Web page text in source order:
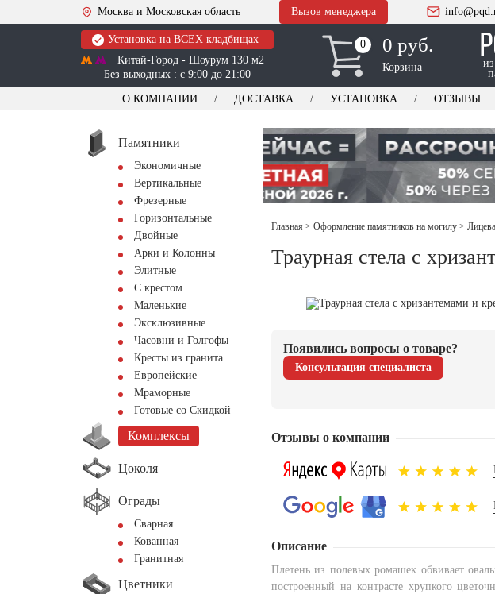
Москва и Московская область Вызов менеджера
Установка на ВСЕХ кладбищах
Китай-Город - Шоурум 130 м2
Без выходных : с 9:00 до 21:00
0
0 0 руб.
Корзина
О КОМПАНИИ ДОСТАВКА УСТАНОВКА ОТЗЫВЫ
Памятники
Экономичные
Вертикальные
Фрезерные
Горизонтальные
Двойные
Арки и Колонны
Элитные
С крестом
Маленькие
Эксклюзивные
Часовни и Голгофы
Кресты из гранита
Европейские
Мраморные
Готовые со Скидкой
Комплексы
Цоколя
Ограды
Сварная
Кованная
Гранитная
Цветники
Главная > Оформление памятников на могилу >
Траурная стела с
Появились вопросы о товаре?
Консультация специалиста
Отзывы о компании
Описание
Плетень из полевых ромашек обвивает
построенный на контрасте хрупкого